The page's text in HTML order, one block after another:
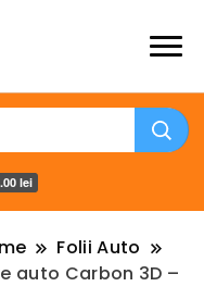
lei
Folii Auto
auto Carbon 3D –